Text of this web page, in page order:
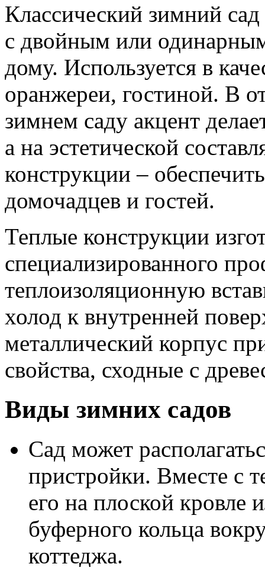
Классический зимний
с двойным или
дому. Используется в
оранжереи, гостиной. В
зимнем саду акцент
а на эстетической
конструкции –
домочадцев и гостей.
Теплые конструкции
специализированного
теплоизоляционную
холод к внутренней
металлический корпус
свойства, сходные с
Виды зимних садов
Сад может
пристройки. Вместе с
его на плоской кровле
буферного кольца
коттеджа.